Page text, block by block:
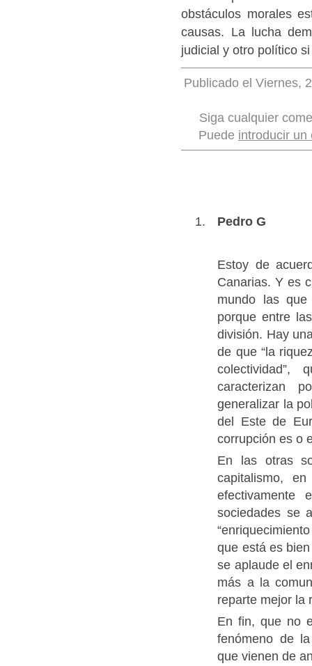
obstáculos morales
causas. La lucha
judicial y otro político
Publicado el Viernes,
Siga cualquier
Puede introducir un
Pedro G
Estoy de
Canarias. Y es
mundo las que
porque entre
división. Hay
de que “la
colectividad”,
caracterizan
generalizar la
del Este de
corrupción es o
En las otras
capitalismo,
efectivamente
sociedades se
que está es
se aplaude el
más a la
reparte mejor la
En fin, que no
fenómeno de
que vienen de